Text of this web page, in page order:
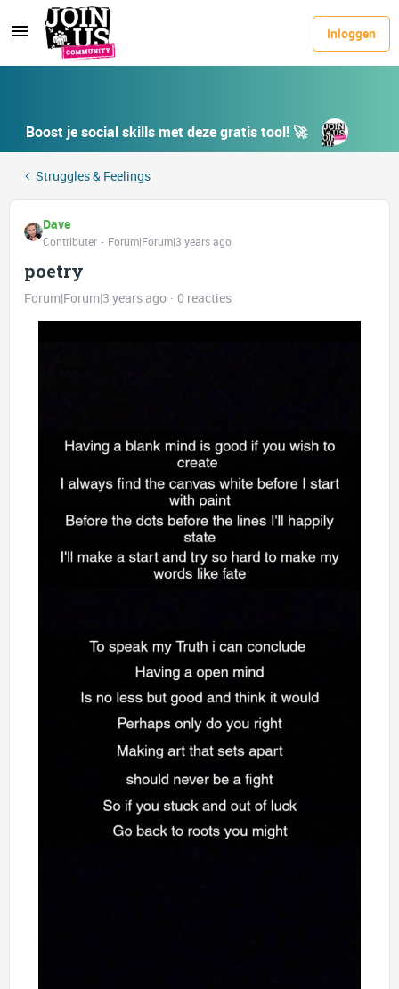
Inloggen
Boost je social skills met deze gratis tool! 🚀
Struggles & Feelings
Dave
Contributer Forum|Forum|3 years ago
poetry
Forum|Forum|3 years ago 0 reacties